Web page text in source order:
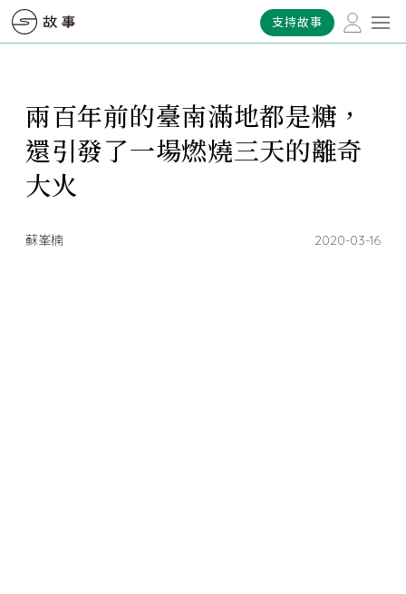
支持故事
兩百年前的臺南滿地都是糖，
還引發了一場燃燒三天的離奇
大火
蘇峯楠 2020-03-16